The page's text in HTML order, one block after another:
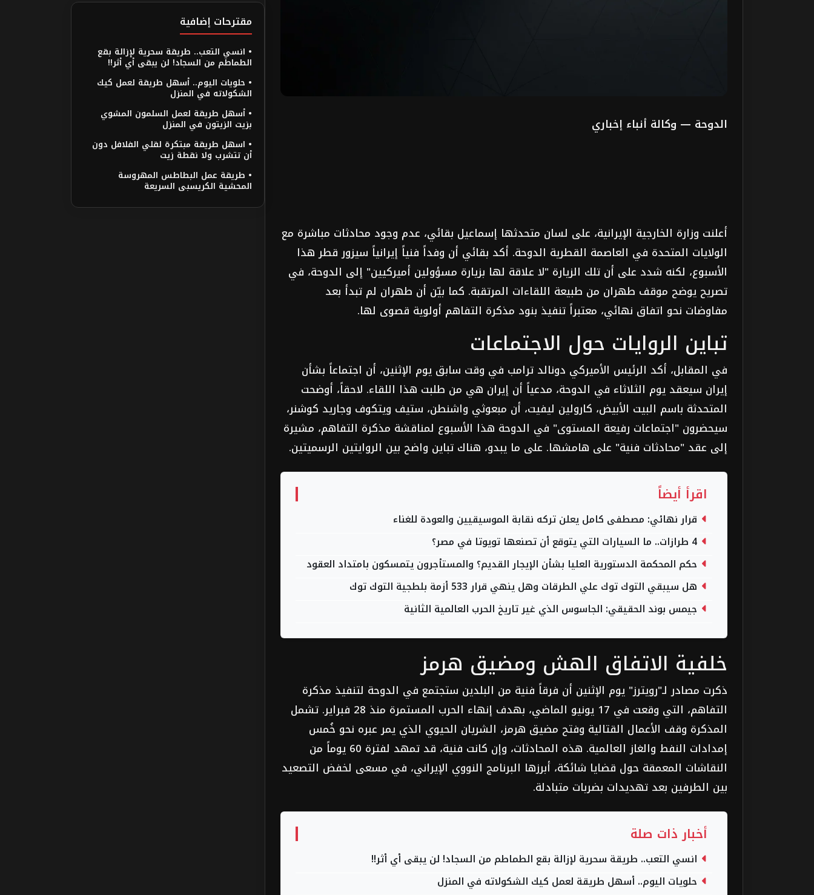
الدوحة — وكالة أنباء إخباري
أعلنت وزارة الخارجية الإيرانية، على لسان متحدثها إسماعيل بقائي، عدم وجود محادثات مباشرة مع
الولايات المتحدة في العاصمة القطرية الدوحة. أكد بقائي أن وفداً فنياً إيرانياً سيزور قطر هذا
الأسبوع، لكنه شدد على أن تلك الزيارة "لا علاقة لها بزيارة مسؤولين أميركيين" إلى الدوحة، في
تصريح يوضح موقف طهران من طبيعة اللقاءات المرتقبة. كما بيّن أن طهران لم تبدأ بعد
مفاوضات نحو اتفاق نهائي، معتبراً تنفيذ بنود مذكرة التفاهم أولوية قصوى لها.
تباين الروايات حول الاجتماعات
في المقابل، أكد الرئيس الأميركي دونالد ترامب في وقت سابق يوم الإثنين، أن اجتماعاً بشأن
إيران سيعقد يوم الثلاثاء في الدوحة، مدعياً أن إيران هي من طلبت هذا اللقاء. لاحقاً، أوضحت
المتحدثة باسم البيت الأبيض، كارولين ليفيت، أن مبعوثي واشنطن، ستيف ويتكوف وجاريد كوشنر،
سيحضرون "اجتماعات رفيعة المستوى" في الدوحة هذا الأسبوع لمناقشة مذكرة التفاهم، مشيرة
إلى عقد "محادثات فنية" على هامشها. على ما يبدو، هناك تباين واضح بين الروايتين الرسميتين.
اقرأ أيضاً
قرار نهائي: مصطفى كامل يعلن تركه نقابة الموسيقيين والعودة للغناء
4 طرازات.. ما السيارات التي يتوقع أن تصنعها تويوتا في مصر؟
حكم المحكمة الدستورية العليا بشأن الإيجار القديم؟ والمستأجرون يتمسكون بامتداد العقود
هل سيبقي التوك توك علي الطرقات وهل ينهي قرار 533 أزمة بلطجية التوك توك
جيمس بوند الحقيقي: الجاسوس الذي غير تاريخ الحرب العالمية الثانية
خلفية الاتفاق الهش ومضيق هرمز
ذكرت مصادر لـ"رويترز" يوم الإثنين أن فرقاً فنية من البلدين ستجتمع في الدوحة لتنفيذ مذكرة
التفاهم، التي وقعت في 17 يونيو الماضي، بهدف إنهاء الحرب المستمرة منذ 28 فبراير. تشمل
المذكرة وقف الأعمال القتالية وفتح مضيق هرمز، الشريان الحيوي الذي يمر عبره نحو خُمس
إمدادات النفط والغاز العالمية. هذه المحادثات، وإن كانت فنية، قد تمهد لفترة 60 يوماً من
النقاشات المعمقة حول قضايا شائكة، أبرزها البرنامج النووي الإيراني، في مسعى لخفض التصعيد
بين الطرفين بعد تهديدات بضربات متبادلة.
أخبار ذات صلة
انسي التعب.. طريقة سحرية لإزالة بقع الطماطم من السجاد! لن يبقى أي أثر!!
حلويات اليوم.. أسهل طريقة لعمل كيك الشكولاته في المنزل
مقترحات إضافية
• انسي التعب.. طريقة سحرية لإزالة بقع
الطماطم من السجاد! لن يبقى أي أثر!!
• حلويات اليوم.. أسهل طريقة لعمل كيك
الشكولاته في المنزل
• أسهل طريقة لعمل السلمون المشوي
بزيت الزيتون في المنزل
• اسهل طريقة مبتكرة لقلي الفلافل دون
أن تتشرب ولا نقطة زيت
• طريقة عمل البطاطس المهروسة
المحشية الكريسبى السريعة